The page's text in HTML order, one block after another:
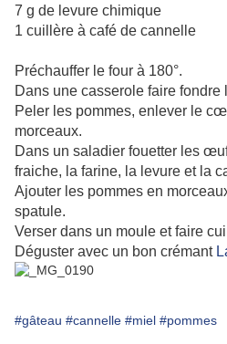
7 g de levure chimique
1 cuillère à café de cannelle
Préchauffer le four à 180°.
Dans une casserole faire fondre
Peler les pommes, enlever le
morceaux.
Dans un saladier fouetter les
fraiche, la farine, la levure et la
Ajouter les pommes en
spatule.
Verser dans un moule et faire
Déguster avec un bon crémant
#gâteau #cannelle #miel #pommes